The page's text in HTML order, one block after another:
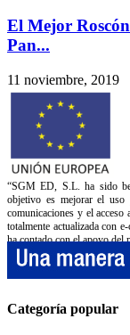
El Mejor Roscón
Pan...
11 noviembre, 2019
“SGM ED, S.L. ha sido
objetivo es mejorar el
comunicaciones y el
totalmente actualizada con
ha contado con el apoyo del
Categoría popular